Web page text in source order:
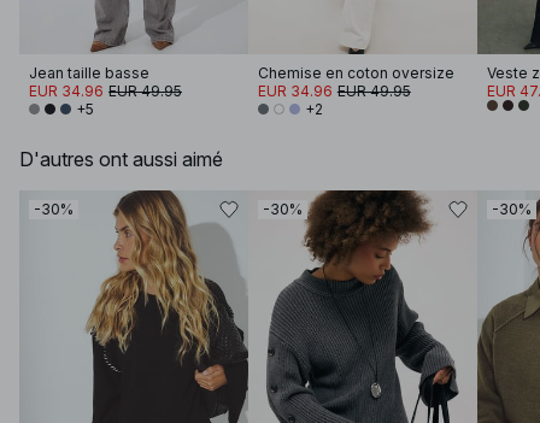
Jean taille basse
EUR 34.96 EUR 49.95
+5
Chemise en coton oversize
EUR 34.96 EUR 49.95
+2
EUR
D'autres ont aussi aimé
-30% -30% -30%